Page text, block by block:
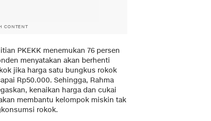
CONTENT
PKEKK menemukan 76 persen
menyatakan akan berhenti
jika harga satu bungkus rokok
Rp50.000. Sehingga, Rahma
kenaikan harga dan cukai
membantu kelompok miskin tak
rokok.